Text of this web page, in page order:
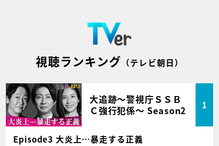
視聴ランキング （テレビ朝日）
大追跡～警視庁ＳＳＢ
Ｃ強行犯係～ Season2
1
Episode3 大炎上…暴走する正義